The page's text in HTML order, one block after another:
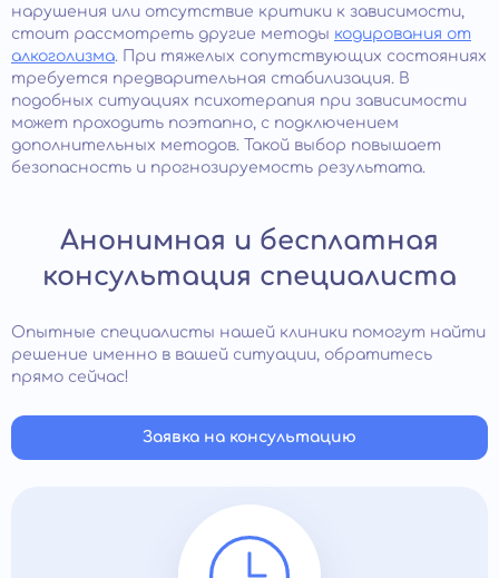
нарушения или отсутствие критики к зависимости,
стоит рассмотреть другие методы кодирования от
алкоголизма. При тяжелых сопутствующих состояниях
требуется предварительная стабилизация. В
подобных ситуациях психотерапия при зависимости
может проходить поэтапно, с подключением
дополнительных методов. Такой выбор повышает
безопасность и прогнозируемость результата.
Анонимная и бесплатная
консультация специалиста
Опытные специалисты нашей клиники помогут найти
решение именно в вашей ситуации, обратитесь
прямо сейчас!
Заявка на консультацию